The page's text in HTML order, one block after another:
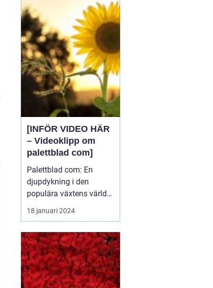
artikel kommer vi att
utforska de olika
palettblad sorterna som
finns tillgängliga på
marknaden och ge di...
[INFÖR VIDEO HÄR
– Videoklipp om
palettblad com]
Palettblad com: En
djupdykning i den
populära växtens värld
Översikt över palettblad
com Palettblad com är
riktar sig till
växtentusiaster och
trädgårdsälskare över
hela världen. Det
18 januari 2024